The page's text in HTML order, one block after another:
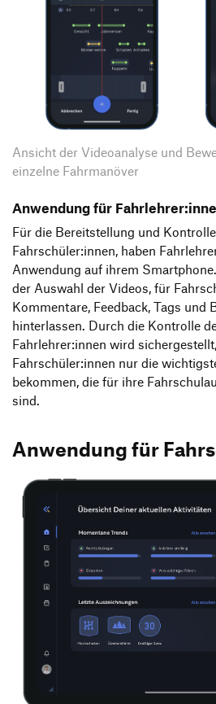
Ansicht der Videoanalyse und
einzelne Fahrmanöver
Anwendung für
Für die Bereitstellung und
Fahrschüler:innen, haben
Anwendung auf ihrem
der Auswahl der Videos, für
Kommentare, Feedback, Tags und
hinterlassen. Durch die Kontrolle
Fahrlehrer:innen wird
Fahrschüler:innen nur die
bekommen, die für ihre
sind.
Anwendung für